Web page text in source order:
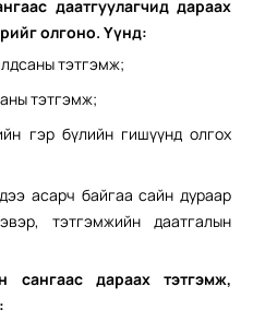
даатгуулагчид дараах
олгоно. Үүнд:
тэтгэмж;
тэтгэмж;
гэр бүлийн гишүүнд олгох
асарч байгаа сайн дураар
тэтгэмжийн даатгалын
сангаас дараах тэтгэмж,